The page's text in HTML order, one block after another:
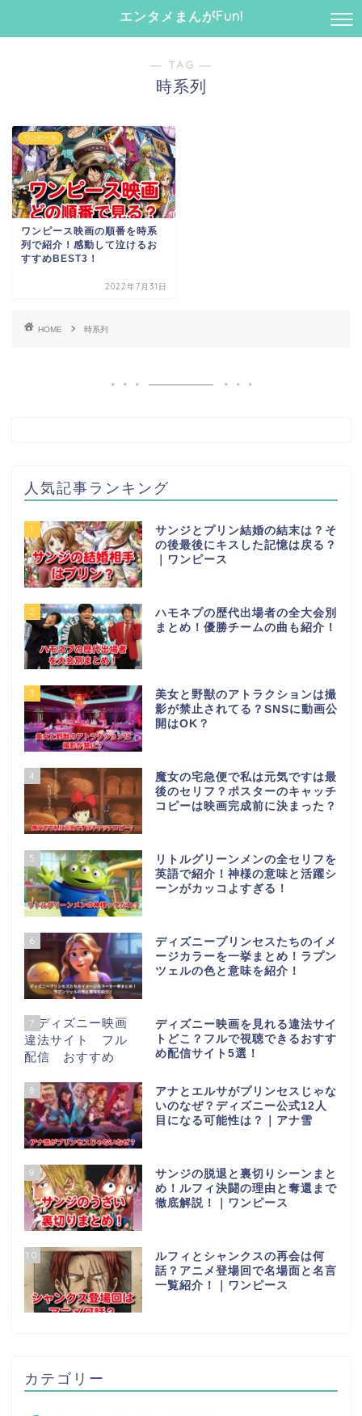
エンタメまんがFun!
― TAG ―
時系列
ワンピース
ワンピース映画の順番を時系
列で紹介！感動して泣けるお
すすめBEST3！
2022年7月31日
HOME 時系列
人気記事ランキング
1
サンジとプリン結婚の結末は？そ
の後最後にキスした記憶は戻る？
｜ワンピース
2
ハモネプの歴代出場者の全大会別
まとめ！優勝チームの曲も紹介！
3
美女と野獣のアトラクションは撮
影が禁止されてる？SNSに動画公
開はOK？
4
魔女の宅急便で私は元気ですは最
後のセリフ？ポスターのキャッチ
コピーは映画完成前に決まった？
5
リトルグリーンメンの全セリフを
英語で紹介！神様の意味と活躍シ
ーンがカッコよすぎる！
6
ディズニープリンセスたちのイメ
ージカラーを一挙まとめ！ラプン
ツェルの色と意味を紹介！
7
ディズニー映画を見れる違法サイ
トどこ？フルで視聴できるおすす
め配信サイト5選！
8
アナとエルサがプリンセスじゃな
いのなぜ？ディズニー公式12人
目になる可能性は？｜アナ雪
9
サンジの脱退と裏切りシーンまと
め！ルフィ決闘の理由と奪還まで
徹底解説！｜ワンピース
10
ルフィとシャンクスの再会は何
話？アニメ登場回で名場面と名言
一覧紹介！｜ワンピース
カテゴリー